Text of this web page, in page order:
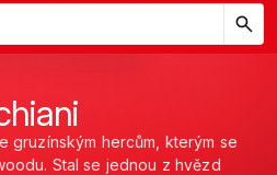
dolů a nahoru procházejte návrhy,
gruzínským hercům, kterým se
Stal se jednou z hvězd